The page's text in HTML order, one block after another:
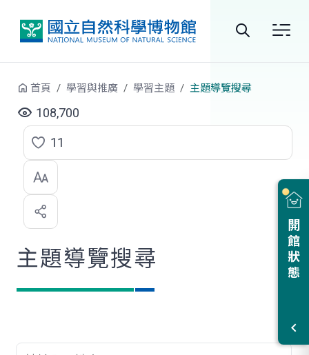
站
尋
開館狀態
首頁 學習與推廣 學習主題 主題導覽搜尋
108,700
點
選
喜
歡
11
主題導覽搜尋
查詢關鍵字